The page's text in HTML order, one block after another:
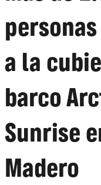
a la
barco
Sunrise
Madero